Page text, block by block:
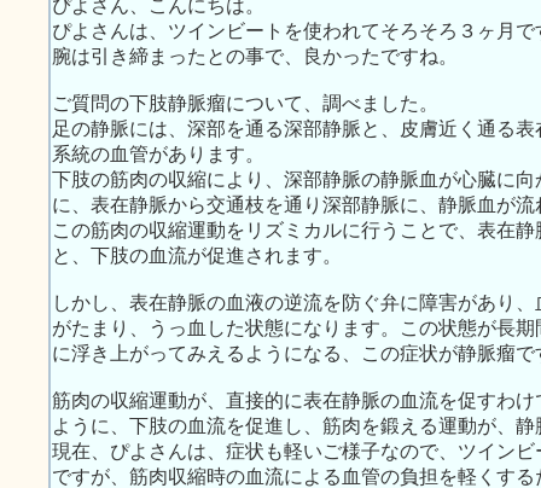
ぴよさん、こんにちは。
ぴよさんは、ツインビートを使われてそろそろ３ヶ月で
腕は引き締まったとの事で、良かったですね。
ご質問の下肢静脈瘤について、調べました。
足の静脈には、深部を通る深部静脈と、皮膚近く通る
系統の血管があります。
下肢の筋肉の収縮により、深部静脈の静脈血が心臓に
に、表在静脈から交通枝を通り深部静脈に、静脈血が流
この筋肉の収縮運動をリズミカルに行うことで、表在
と、下肢の血流が促進されます。
しかし、表在静脈の血液の逆流を防ぐ弁に障害があり
がたまり、うっ血した状態になります。この状態が長
に浮き上がってみえるようになる、この症状が静脈瘤で
筋肉の収縮運動が、直接的に表在静脈の血流を促すわ
ように、下肢の血流を促進し、筋肉を鍛える運動が、
現在、ぴよさんは、症状も軽いご様子なので、ツイン
ですが、筋肉収縮時の血流による血管の負担を軽くす